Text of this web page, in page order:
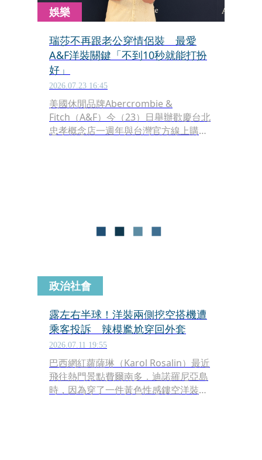
娛樂
瑞莎不再跟老公穿情侶裝 最愛
A&F洋裝關鍵「不到10秒就能打扮
好」
2026.07.23 16:45
美國休閒品牌Abercrombie &
Fitch（A&F）今（23）日舉辦歡慶台北
忠孝概念店一週年與台灣官方線上購物
兒決定，母女還經常穿著風格相近的造
政治社會
露左右半球！洋裝兩側挖空搭機遭
乘客投訴 辣模尷尬穿回外套
2026.07.11 19:55
巴西網紅蘿薩琳（Karol Rosalin）最近
飛往熱門景點費爾南多．迪諾羅尼亞島
時，因為穿了一件黃色性感鏤空洋裝，